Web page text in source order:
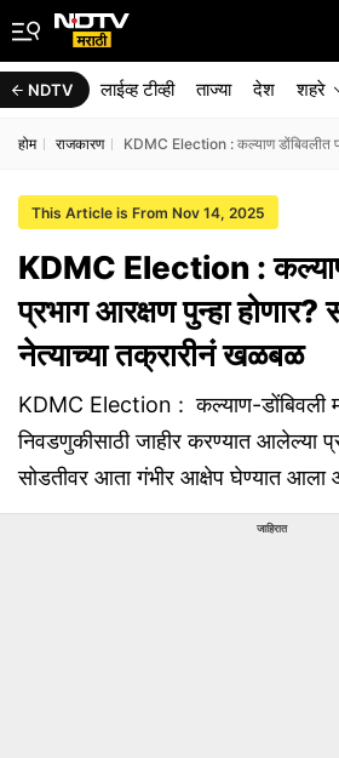
NDTV लाईव्ह टीव्ही ताज्या देश शहरे
होम राजकारण KDMC Election : कल्याण डोंबिवलीत
This Article is From Nov 14, 2025
KDMC Election :
प्रभाग आरक्षण पुन्हा होणार?
नेत्याच्या तक्रारीनं खळबळ
KDMC Election : कल्याण-डोंबिवली
निवडणुकीसाठी जाहीर करण्यात आलेल्या
सोडतीवर आता गंभीर आक्षेप घेण्यात आला
जाहिरात